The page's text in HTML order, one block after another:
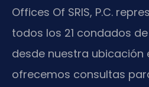
Offices Of SRIS, P.C.
todos los 21 condados
desde nuestra ubicación
ofrecemos consultas